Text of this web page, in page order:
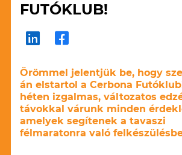
FUTÓKLUB!
Örömmel jelentjük be, hogy
án elstartol a Cerbona
héten izgalmas, változatos
távokkal várunk minden
amelyek segítenek a tavaszi
félmaratonra való